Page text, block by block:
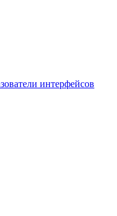
интерфейсов